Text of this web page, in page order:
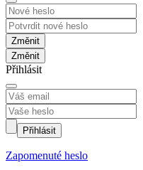
Změnit
Přihlásit
Přihlásit
Zapomenuté heslo